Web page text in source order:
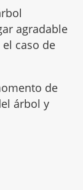
agradable
caso de
de
árbol y